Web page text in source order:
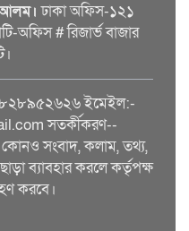
ঢাকা অফিস-১২১
অফিস # রিজার্ভ বাজার
ইমেইল:-
সতর্কীকরণ--
সংবাদ, কলাম, তথ্য,
ব্যাবহার করলে কর্তৃপক্ষ
করবে।